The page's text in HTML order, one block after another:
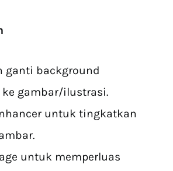
ganti background
ke gambar/ilustrasi.
untuk tingkatkan
untuk memperluas